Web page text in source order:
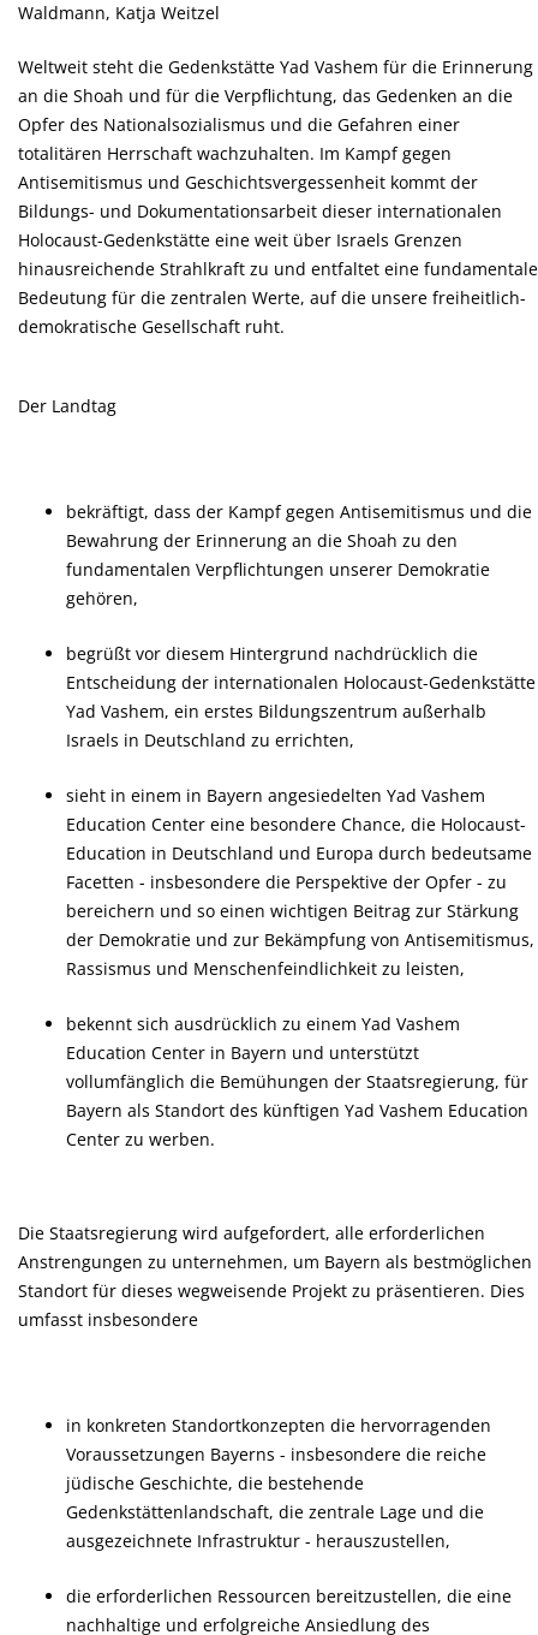
Waldmann, Katja Weitzel
Weltweit steht die Gedenkstätte Yad Vashem für die Erinnerung
an die Shoah und für die Verpflichtung, das Gedenken an die
Opfer des Nationalsozialismus und die Gefahren einer
totalitären Herrschaft wachzuhalten. Im Kampf gegen
Antisemitismus und Geschichtsvergessenheit kommt der
Bildungs- und Dokumentationsarbeit dieser internationalen
Holocaust-Gedenkstätte eine weit über Israels Grenzen
hinausreichende Strahlkraft zu und entfaltet eine fundamentale
Bedeutung für die zentralen Werte, auf die unsere freiheitlich-
demokratische Gesellschaft ruht.
Der Landtag
bekräftigt, dass der Kampf gegen Antisemitismus und die
Bewahrung der Erinnerung an die Shoah zu den
fundamentalen Verpflichtungen unserer Demokratie
gehören,
begrüßt vor diesem Hintergrund nachdrücklich die
Entscheidung der internationalen Holocaust-Gedenkstätte
Yad Vashem, ein erstes Bildungszentrum außerhalb
Israels in Deutschland zu errichten,
sieht in einem in Bayern angesiedelten Yad Vashem
Education Center eine besondere Chance, die Holocaust-
Education in Deutschland und Europa durch bedeutsame
Facetten - insbesondere die Perspektive der Opfer - zu
bereichern und so einen wichtigen Beitrag zur Stärkung
der Demokratie und zur Bekämpfung von Antisemitismus,
Rassismus und Menschenfeindlichkeit zu leisten,
bekennt sich ausdrücklich zu einem Yad Vashem
Education Center in Bayern und unterstützt
vollumfänglich die Bemühungen der Staatsregierung, für
Bayern als Standort des künftigen Yad Vashem Education
Center zu werben.
Die Staatsregierung wird aufgefordert, alle erforderlichen
Anstrengungen zu unternehmen, um Bayern als bestmöglichen
Standort für dieses wegweisende Projekt zu präsentieren. Dies
umfasst insbesondere
in konkreten Standortkonzepten die hervorragenden
Voraussetzungen Bayerns - insbesondere die reiche
jüdische Geschichte, die bestehende
Gedenkstättenlandschaft, die zentrale Lage und die
ausgezeichnete Infrastruktur - herauszustellen,
die erforderlichen Ressourcen bereitzustellen, die eine
nachhaltige und erfolgreiche Ansiedlung des